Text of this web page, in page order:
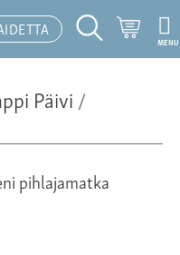
Hakutoiminto
MENU
Päivi/